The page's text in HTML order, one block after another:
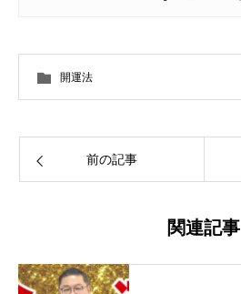
開運法
前の記事
関連記事